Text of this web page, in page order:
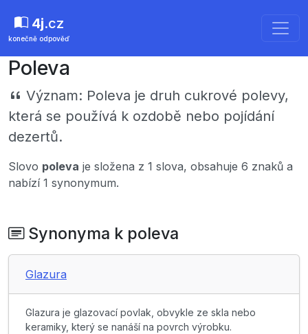
4j.cz
konečně odpověď
Poleva
Význam: Poleva je druh cukrové polevy,
která se používá k ozdobě nebo pojídání
dezertů.
Slovo poleva je složena z 1 slova, obsahuje 6 znaků a
nabízí 1 synonymum.
Synonyma k poleva
Glazura
Glazura je glazovací povlak, obvykle ze skla nebo
keramiky, který se nanáší na povrch výrobku.